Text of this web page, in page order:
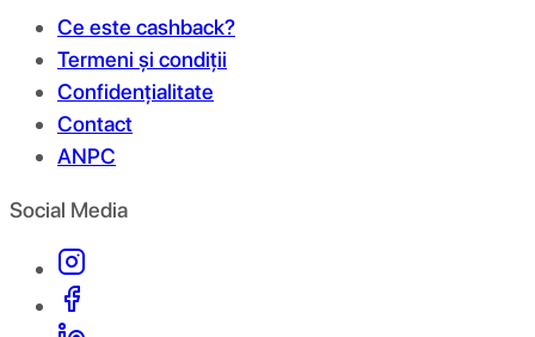
Ce este cashback?
Termeni și condiții
Confidențialitate
Contact
ANPC
Social Media